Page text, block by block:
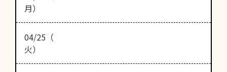
月）
04/25（
火）